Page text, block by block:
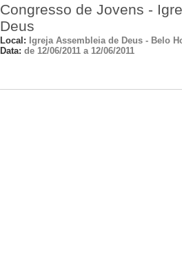
Congresso de Jovens -
Deus
Local: Igreja Assembleia de Deus - Belo
Data: de 12/06/2011 a 12/06/2011